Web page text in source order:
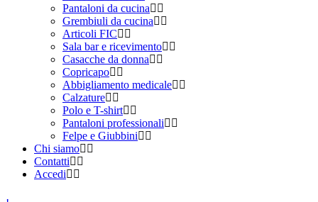
Pantaloni da cucina
Grembiuli da cucina
Articoli FIC
Sala bar e ricevimento
Casacche da donna
Copricapo
Abbigliamento medicale
Calzature
Polo e T-shirt
Pantaloni professionali
Felpe e Giubbini
Chi siamo
Contatti
Accedi